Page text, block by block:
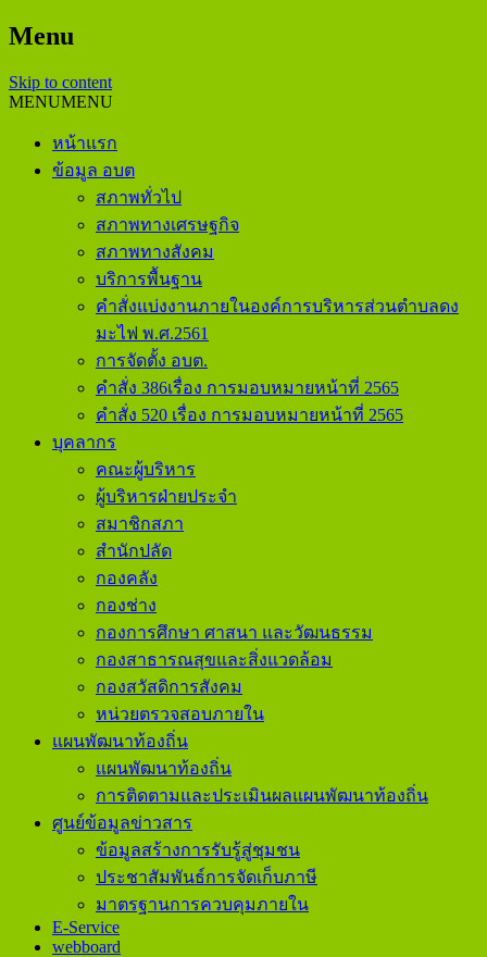
Menu
Skip to content
MENUMENU
หน้าแรก
ข้อมูล อบต
สภาพทั่วไป
สภาพทางเศรษฐกิจ
สภาพทางสังคม
บริการพื้นฐาน
คำสั่งแบ่งงานภายในองค์การบริหารส่วนตำบลดง
มะไฟ พ.ศ.2561
การจัดตั้ง อบต.
คำสั่ง 386เรื่อง การมอบหมายหน้าที่ 2565
คำสั่ง 520 เรื่อง การมอบหมายหน้าที่ 2565
บุคลากร
คณะผู้บริหาร
ผู้บริหารฝ่ายประจำ
สมาชิกสภา
สำนักปลัด
กองคลัง
กองช่าง
กองการศึกษา ศาสนา และวัฒนธรรม
กองสาธารณสุขและสิ่งแวดล้อม
กองสวัสดิการสังคม
หน่วยตรวจสอบภายใน
แผนพัฒนาท้องถิ่น
แผนพัฒนาท้องถิ่น
การติดตามและประเมินผลแผนพัฒนาท้องถิ่น
ศูนย์ข้อมูลข่าวสาร
ข้อมูลสร้างการรับรู้สู่ชุมชน
ประชาสัมพันธ์การจัดเก็บภาษี
มาตรฐานการควบคุมภายใน
E-Service
webboard